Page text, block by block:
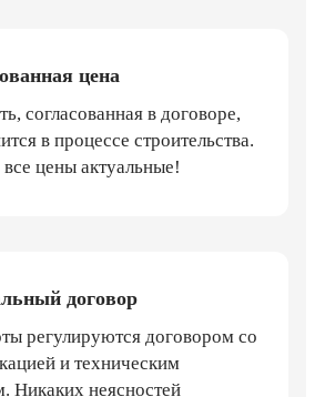
цена
согласованная в договоре,
в процессе строительства.
цены актуальные!
договор
регулируются договором со
и техническим
Никаких неясностей